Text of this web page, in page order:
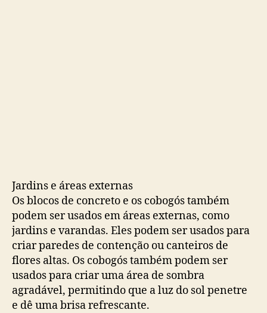
Jardins e áreas externas
Os blocos de concreto e os cobogós também
podem ser usados ​​em áreas externas, como
jardins e varandas. Eles podem ser usados ​​para
criar paredes de contenção ou canteiros de
flores altas. Os cobogós também podem ser
usados ​​para criar uma área de sombra
agradável, permitindo que a luz do sol penetre
e dê uma brisa refrescante.